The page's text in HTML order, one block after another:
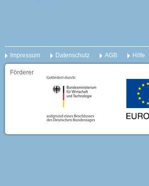
Impressum Datenschutz AGB Hilfe
Förderer